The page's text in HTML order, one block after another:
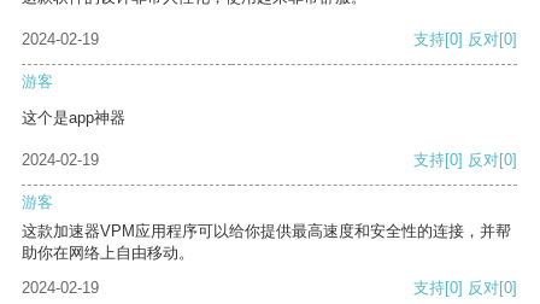
2024-02-19 支持[0] 反对[0]
游客
这个是app神器
2024-02-19 支持[0] 反对[0]
游客
这款加速器VPM应用程序可以给你提供最高速度和安全性的连接，并帮
助你在网络上自由移动。
2024-02-19
支持[0] 反对[0]